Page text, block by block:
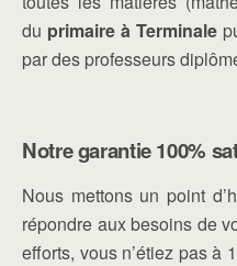
du primaire à Terminale
par des professeurs
Notre garantie 100%
Nous mettons un point
répondre aux besoins de
efforts, vous n’étiez pas à